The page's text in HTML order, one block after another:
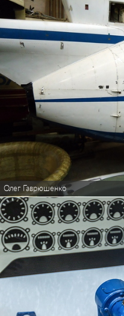
Олег Гаврюшенко